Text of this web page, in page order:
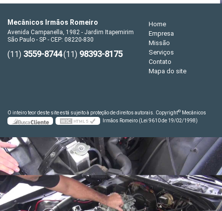
Mecânicos Irmãos Romeiro
Avenida Campanella, 1982 - Jardim Itapemirim
São Paulo - SP - CEP: 08220-830
(11) 3559-8744(11) 98393-8175
Home
Empresa
Missão
Serviços
Contato
Mapa do site
O inteiro teor deste site está sujeito à proteção de direitos autorais. Copyright© Mecânicos
Irmãos Romeiro (Lei 9610 de 19/02/1998)